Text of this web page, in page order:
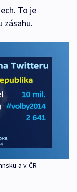
To je
zásahu.
a v ČR